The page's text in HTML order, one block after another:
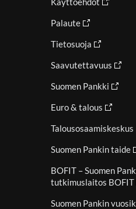
Palaute
Tietosuoja
Saavutettavuus
Suomen Pankki
Euro & talous
Talousosaamiskeskus
Suomen Pankin taide
BOFIT – Suomen
tutkimuslaitos BOFIT
Suomen Pankin